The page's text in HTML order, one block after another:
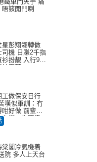
該開門喇
星彭翔翎轉做
賺2千指
入行9年
林夏薇
工做保安日行
嘆似軍訓：冇
好做 前輩傳
心得：你唔識
叮
棠閣冷氣機着